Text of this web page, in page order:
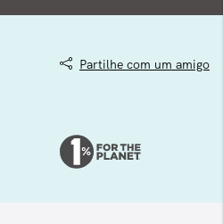
Partilhe com um amigo